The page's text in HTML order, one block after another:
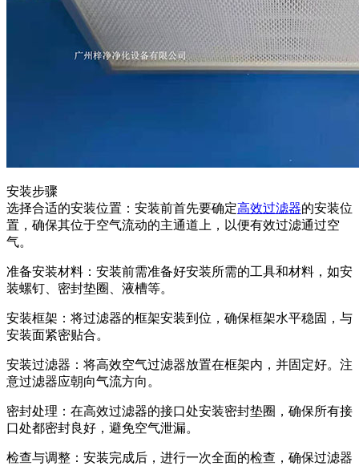
安装步骤
选择合适的安装位置：安装前首先要确定高效过滤器的安装位
置，确保其位于空气流动的主通道上，以便有效过滤通过空
气。
准备安装材料：安装前需准备好安装所需的工具和材料，如安
装螺钉、密封垫圈、液槽等。
安装框架：将过滤器的框架安装到位，确保框架水平稳固，与
安装面紧密贴合。
安装过滤器：将高效空气过滤器放置在框架内，并固定好。注
意过滤器应朝向气流方向。
密封处理：在高效过滤器的接口处安装密封垫圈，确保所有接
口处都密封良好，避免空气泄漏。
检查与调整：安装完成后，进行一次全面的检查，确保过滤器